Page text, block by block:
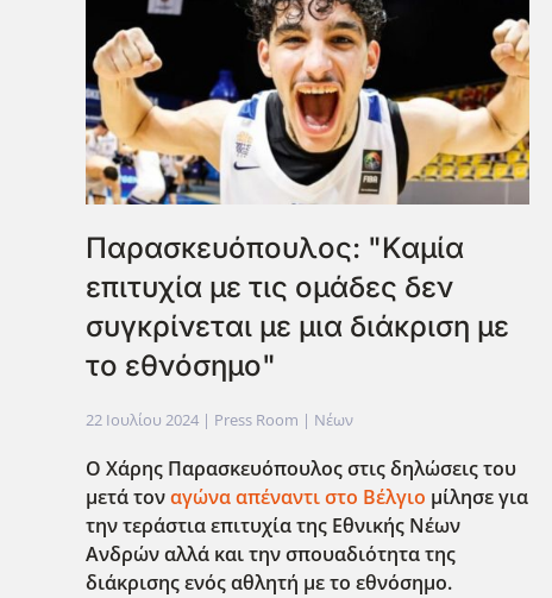
Παρασκευόπουλος: "Καμία
επιτυχία με τις ομάδες δεν
συγκρίνεται με μια διάκριση με
το εθνόσημο"
22 Ιουλίου 2024 | Press Room | Νέων
Ο Χάρης Παρασκευόπουλος στις δηλώσεις του
μετά τοναγώνα απέναντι στο Βέλγιο μίλησε για
την τεράστια επιτυχία της Εθνικής Νέων
Ανδρών αλλά και την σπουαδιότητα της
διάκρισης ενός αθλητή με το εθνόσημο.